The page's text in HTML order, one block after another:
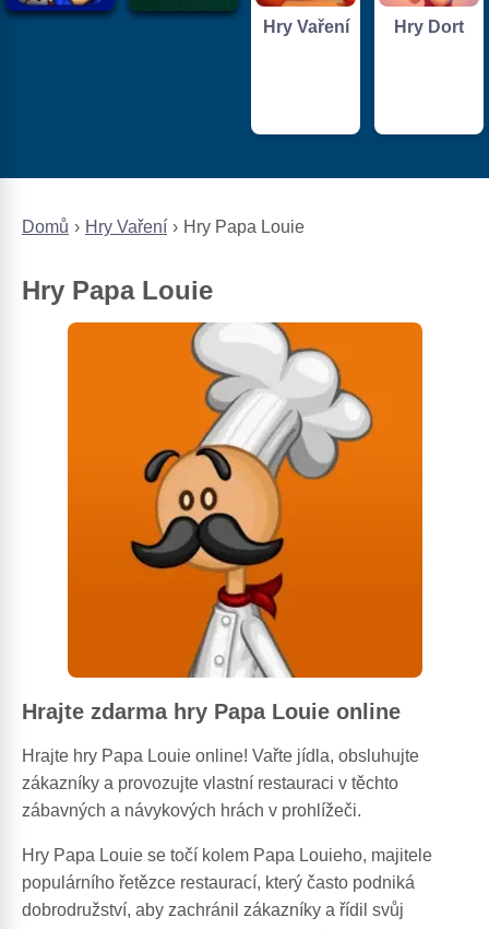
Domů Hry Vaření Hry Papa Louie
Hry Papa Louie
Hrajte zdarma hry Papa Louie online
Hrajte hry Papa Louie online! Vařte jídla, obsluhujte
zákazníky a provozujte vlastní restauraci v těchto
zábavných a návykových hrách v prohlížeči.
Hry Papa Louie se točí kolem Papa Louieho, majitele
populárního řetězce restaurací, který často podniká
dobrodružství, aby zachránil zákazníky a řídil svůj
Hry Vaření Hry Dort